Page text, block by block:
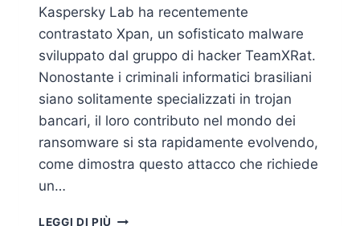
Kaspersky Lab ha recentemente
contrastato Xpan, un sofisticato malware
sviluppato dal gruppo di hacker TeamXRat.
Nonostante i criminali informatici brasiliani
siano solitamente specializzati in trojan
bancari, il loro contributo nel mondo dei
ransomware si sta rapidamente evolvendo,
come dimostra questo attacco che richiede
un…
LEGGI DI PIÙ NUOVO